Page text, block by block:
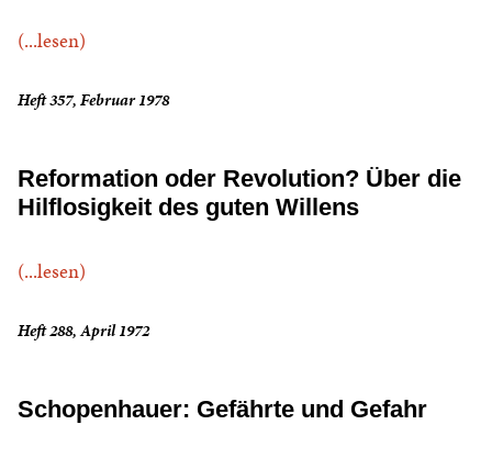
(...lesen)
Heft 357, Februar 1978
Reformation oder Revolution? Über die
Hilflosigkeit des guten Willens
(...lesen)
Heft 288, April 1972
Schopenhauer: Gefährte und Gefahr